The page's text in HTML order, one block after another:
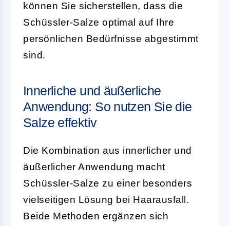
können Sie sicherstellen, dass die
Schüssler-Salze optimal auf Ihre
persönlichen Bedürfnisse abgestimmt
sind.
Innerliche und äußerliche
Anwendung: So nutzen Sie die
Salze effektiv
Die Kombination aus innerlicher und
äußerlicher Anwendung macht
Schüssler-Salze zu einer besonders
vielseitigen Lösung bei Haarausfall.
Beide Methoden ergänzen sich